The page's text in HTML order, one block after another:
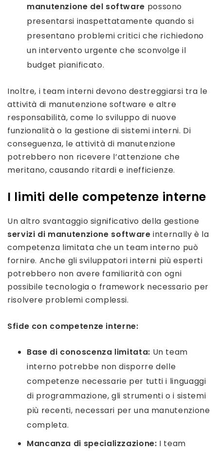
manutenzione del software possono
presentarsi inaspettatamente quando si
presentano problemi critici che richiedono
un intervento urgente che sconvolge il
budget pianificato.
Inoltre, i team interni devono destreggiarsi tra le
attività di manutenzione software e altre
responsabilità, come lo sviluppo di nuove
funzionalità o la gestione di sistemi interni. Di
conseguenza, le attività di manutenzione
potrebbero non ricevere l’attenzione che
meritano, causando ritardi e inefficienze.
I limiti delle competenze interne
Un altro svantaggio significativo della gestione
servizi di manutenzione softwareinternally è la
competenza limitata che un team interno può
fornire. Anche gli sviluppatori interni più esperti
potrebbero non avere familiarità con ogni
possibile tecnologia o framework necessario per
risolvere problemi complessi.
Sfide con competenze interne:
Base di conoscenza limitata: Un team
interno potrebbe non disporre delle
competenze necessarie per tutti i linguaggi
di programmazione, gli strumenti o i sistemi
più recenti, necessari per una manutenzione
completa.
Mancanza di specializzazione: I team